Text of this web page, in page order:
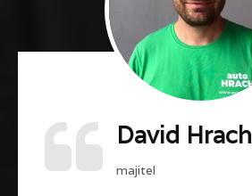
David Hrach
majitel